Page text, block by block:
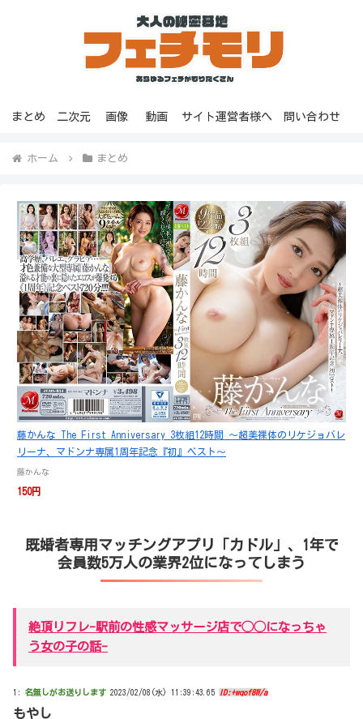
まとめ 二次元 画像 動画 サイト運営者様へ 問い合わせ
ホーム まとめ
藤かんな The First Anniversary 3枚組12時間 ～超美裸体のリケジョバレ
リーナ、マドンナ専属1周年記念『初』ベスト～
藤かんな
150円
既婚者専用マッチングアプリ「カドル」、1年で
会員数5万人の業界2位になってしまう
絶頂リフレ-駅前の性感マッサージ店で◯◯になっちゃ
う女の子の話-
1: 名無しがお送りします 2023/02/08(水) 11:39:43.65 ID:+wqof8W/a
もやし